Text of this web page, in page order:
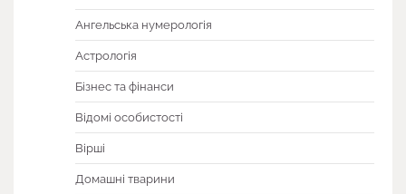
Ангельська нумерологія
Астрологія
Бізнес та фінанси
Відомі особистості
Вірші
Домашні тварини